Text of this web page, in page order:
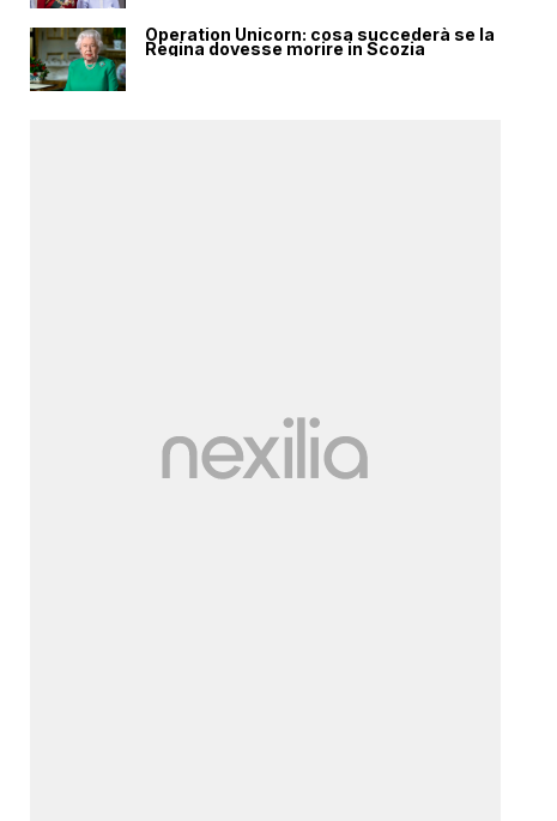
Operation Unicorn: cosa succederà se la
Regina dovesse morire in Scozia